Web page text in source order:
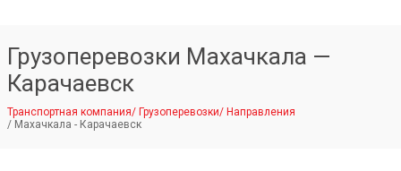
Грузоперевозки Махачкала —
Карачаевск
Транспортная компания/ Грузоперевозки/ Направления
/ Махачкала - Карачаевск